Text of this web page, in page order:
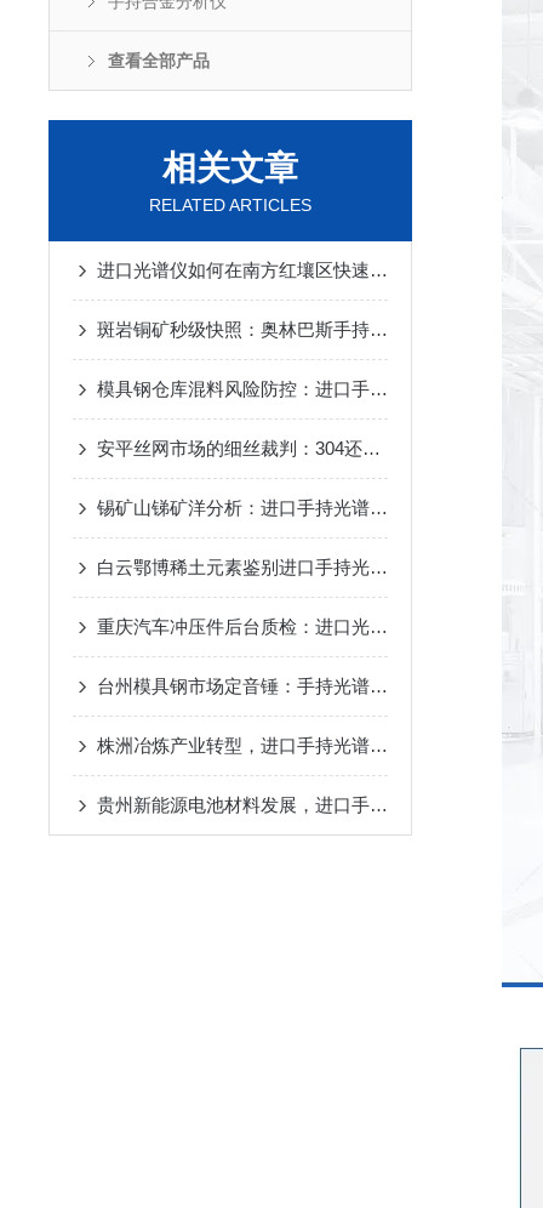
查看全部产品
相关文章
RELATED ARTICLES
进口光谱仪如何在南方红壤区快速圈定轻稀土与重稀土的富集层位？
斑岩铜矿秒级快照：奥林巴斯手持光谱仪低品位大吨位露天矿中圈定矿化？
模具钢仓库混料风险防控：进口手持XRF对H13与Cr12MoV的快速甄别
安平丝网市场的细丝裁判：304还是316，进口手持分析仪连细丝也能测
锡矿山锑矿洋分析：进口手持光谱仪专治锑砷不分家的老毛病
白云鄂博稀土元素鉴别进口手持光谱仪在矿堆上给镧铈镨钕技术特点
重庆汽车冲压件后台质检：进口光谱仪为千吨冲模具钢建立成分档案
台州模具钢市场定音锤：手持光谱仪品牌千吨的废料与来料中精准判定价值？
株洲冶炼产业转型，进口手持光谱仪冶炼废渣重金属快速评估？
贵州新能源电池材料发展，进口手持光谱仪正极材料金属杂质管控？